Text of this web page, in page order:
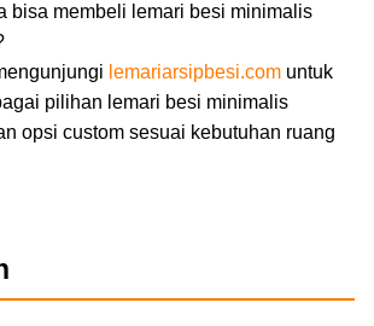
bisa membeli lemari besi minimalis
lemariarsipbesi.com untuk
pilihan lemari besi minimalis
opsi custom sesuai kebutuhan ruang